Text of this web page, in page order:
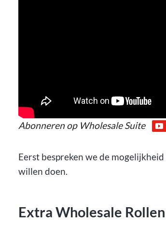
Abonneren op Wholesale Suite
Eerst bespreken we de
willen doen.
Extra Wholesale Rollen